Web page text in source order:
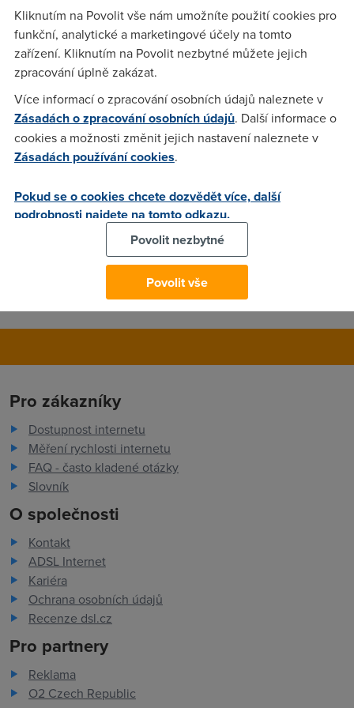
Už mě to ale opravdu nebaví, kdykoli si otevřu téměř
jakékoli zpravodajské weby, uvidím jedno z těchto dvou
klíčových slov. Je to asi moderní a skvěle to odvádí
pozornost od důležitých témat. Čím více článků a reportáží o
finanční krizi a prasečí chřipce, tím lépe.
omroo(6.5.2009 21:25:13)
transformačním roku 2012 a teď o hoaxu zvaném chro-chro
chřipka. Hmmm. Ale je milé denně zjišťovat, že se národ a
zejména jeho mediální část, neskládá pouze z ovcí, které
békají tak, jak jim bača nařídí... Pravda, na dsl.cz bych to
nečekal - o to větší díky za tvé články. Přeji hezký den.
Pro zákazníky
Dostupnost internetu
Měření rychlosti internetu
FAQ - často kladené otázky
Slovník
O společnosti
Kontakt
ADSL Internet
Kariéra
Ochrana osobních údajů
Recenze dsl.cz
Pro partnery
Reklama
O2 Czech Republic
Kliknutím na Povolit vše nám umožníte použití cookies pro
funkční, analytické a marketingové účely na tomto
zařízení. Kliknutím na Povolit nezbytné můžete jejich
zpracování úplně zakázat.
Více informací o zpracování osobních údajů naleznete v
Zásadách o zpracování osobních údajů. Další informace o
cookies a možnosti změnit jejich nastavení naleznete v
Zásadách používání cookies.
Pokud se o cookies chcete dozvědět více, další
podrobnosti najdete na tomto odkazu.
Povolit nezbytné
Povolit vše